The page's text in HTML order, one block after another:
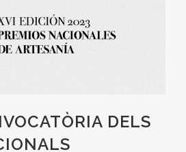
DELS